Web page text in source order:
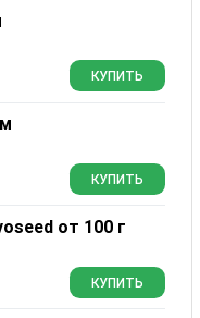
КУПИТЬ
КУПИТЬ
от 100 г
КУПИТЬ